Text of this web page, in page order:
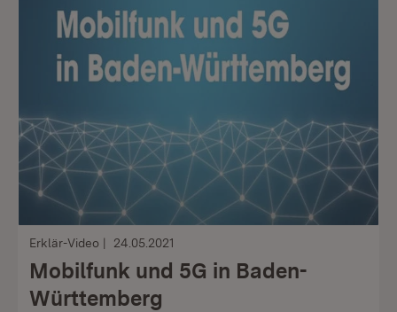
Erklär-Video 24.05.2021
Mobilfunk und 5G in Baden-
Württemberg